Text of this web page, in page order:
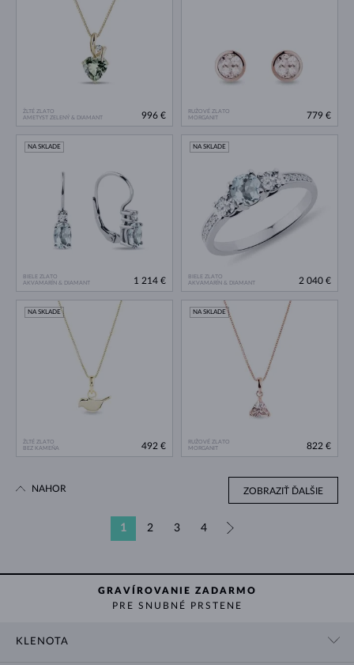
ŽLTÉ ZLATO
AMETYST ZELENÝ & DIAMANT
996 €
RUŽOVÉ ZLATO
MORGANIT
779 €
BIELE ZLATO
AKVAMARÍN & DIAMANT
NA SKLADE
1 214 €
BIELE ZLATO
AKVAMARÍN & DIAMANT
NA SKLADE
2 040 €
ŽLTÉ ZLATO
BEZ KAMEŇA
NA SKLADE
492 €
RUŽOVÉ ZLATO
MORGANIT
NA SKLADE
822 €
ZOBRAZIŤ ĎALŠIE
1 2 3 4
NAHOR
GRAVÍROVANIE ZADARMO
PRE SNUBNÉ PRSTENE
KLENOTA